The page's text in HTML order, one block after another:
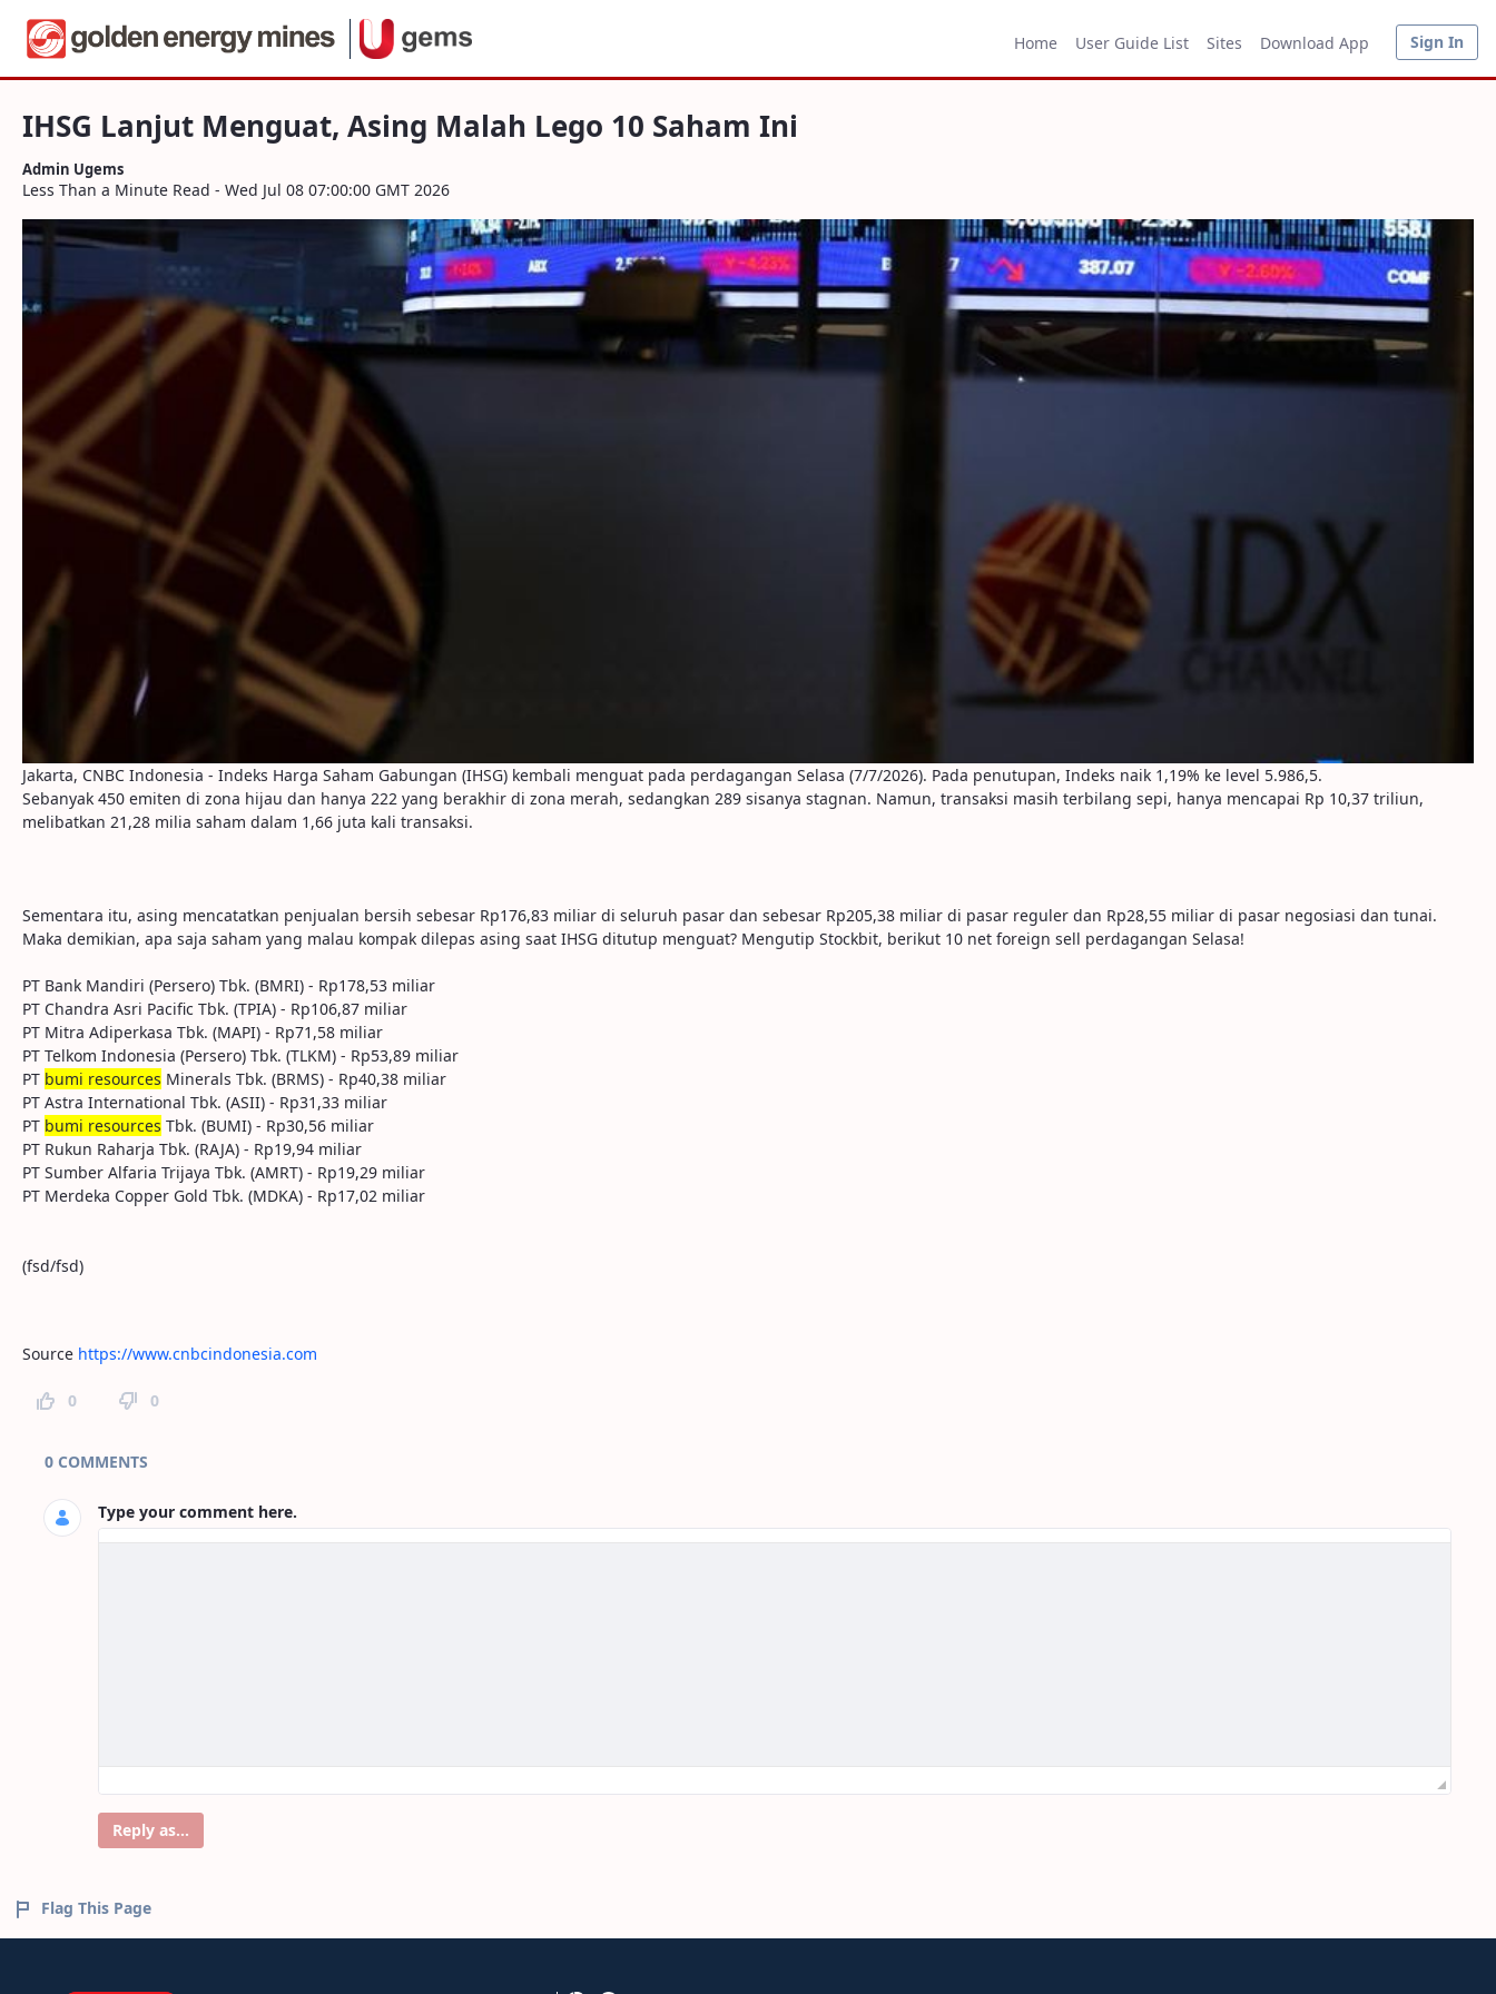
Navigation
Skip to Content
IHSG Lanjut Menguat, Asing Malah Lego 10 Saham Ini
Home User Guide List Sites Download App Sign In
IHSG Lanjut Menguat, Asing Malah Lego 10 Saham Ini
Admin Ugems
Less Than a Minute Read - Wed Jul 08 07:00:00 GMT 2026
Jakarta, CNBC Indonesia - Indeks Harga Saham Gabungan (IHSG) kembali menguat pada perdagangan Selasa (7/7/2026). Pada penutupan, Indeks naik 1,19% ke level 5.986,5.
Sebanyak 450 emiten di zona hijau dan hanya 222 yang berakhir di zona merah, sedangkan 289 sisanya stagnan. Namun, transaksi masih terbilang sepi, hanya mencapai Rp 10,37 triliun,
melibatkan 21,28 milia saham dalam 1,66 juta kali transaksi.
Sementara itu, asing mencatatkan penjualan bersih sebesar Rp176,83 miliar di seluruh pasar dan sebesar Rp205,38 miliar di pasar reguler dan Rp28,55 miliar di pasar negosiasi dan tunai.
Maka demikian, apa saja saham yang malau kompak dilepas asing saat IHSG ditutup menguat? Mengutip Stockbit, berikut 10 net foreign sell perdagangan Selasa!
PT Bank Mandiri (Persero) Tbk. (BMRI) - Rp178,53 miliar
PT Chandra Asri Pacific Tbk. (TPIA) - Rp106,87 miliar
PT Mitra Adiperkasa Tbk. (MAPI) - Rp71,58 miliar
PT Telkom Indonesia (Persero) Tbk. (TLKM) - Rp53,89 miliar
PT bumi resources Minerals Tbk. (BRMS) - Rp40,38 miliar
PT Astra International Tbk. (ASII) - Rp31,33 miliar
PT bumi resources Tbk. (BUMI) - Rp30,56 miliar
PT Rukun Raharja Tbk. (RAJA) - Rp19,94 miliar
PT Sumber Alfaria Trijaya Tbk. (AMRT) - Rp19,29 miliar
PT Merdeka Copper Gold Tbk. (MDKA) - Rp17,02 miliar
(fsd/fsd)
Source https://www.cnbcindonesia.com
0 0
Page Comments
0 COMMENTS
Type your comment here.
Reply as...
Flag This Page